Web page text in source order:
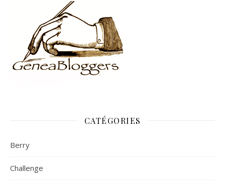
CATÉGORIES
Berry
Challenge